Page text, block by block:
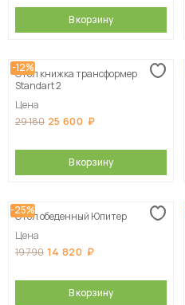
В корзину
-12%
Стол книжка трансформер
Standart 2
Цена
29 180 25 600
В корзину
-25%
Стол обеденный Юпитер
Цена
19 790 14 820
В корзину